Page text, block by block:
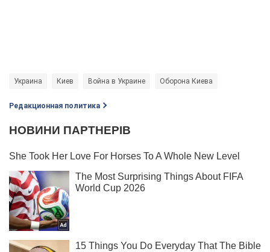
Украина Киев Война в Украине Оборона Киева
Редакционная политика